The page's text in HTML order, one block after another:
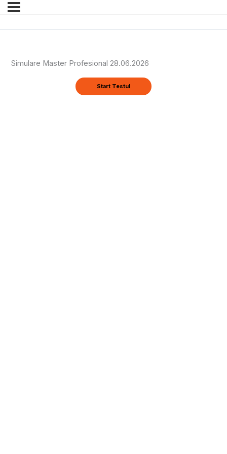
Simulare Master Profesional 28.06.2026